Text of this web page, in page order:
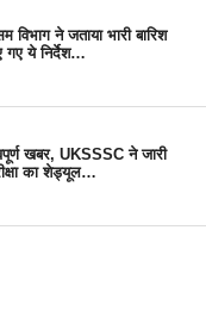
ने जताया भारी बारिश
गए ये निर्देश…
खबर, UKSSSC ने जारी
का शेड्यूल…